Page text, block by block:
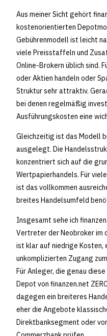
Aus meiner Sicht gehört
kostenorientierten
Gebührenmodell ist leicht
viele Preisstaffeln und
Online-Brokern üblich sind.
oder Aktien handeln oder
Struktur sehr attraktiv.
bei denen regelmäßig
Ausführungskosten eine
Gleichzeitig ist das Modell
ausgelegt. Die
konzentriert sich auf die
Wertpapierhandels. Für
ist das vollkommen
breites Handelsumfeld
Insgesamt sehe ich
Vertreter der Neobroker im
ist klar auf niedrige Kosten,
unkomplizierten Zugang
Für Anleger, die genau
Depot von finanzen.net
dagegen ein breiteres
eher die Angebote
Direktbanksegment oder